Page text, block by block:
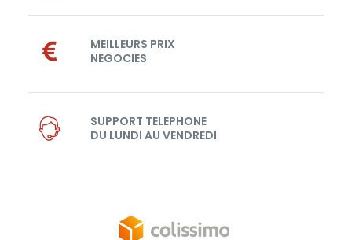
MEILLEURS PRIX
NEGOCIES
SUPPORT TELEPHONE
DU LUNDI AU VENDREDI